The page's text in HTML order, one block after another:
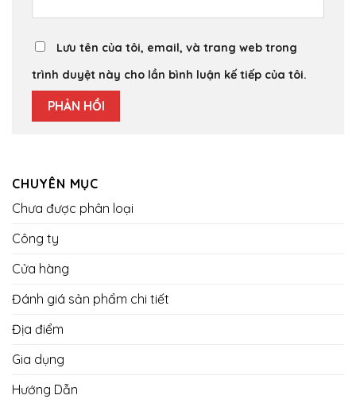
Lưu tên của tôi, email, và trang web trong
trình duyệt này cho lần bình luận kế tiếp của tôi.
CHUYÊN MỤC
Chưa được phân loại
Công ty
Cửa hàng
Đánh giá sản phẩm chi tiết
Địa điểm
Gia dụng
Hướng Dẫn